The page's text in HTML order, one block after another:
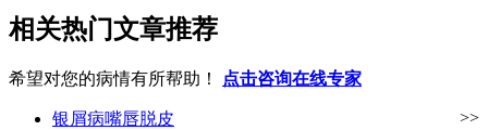
相关热门文章推荐
希望对您的病情有所帮助！ 点击咨询在线专家
银屑病嘴唇脱皮
>>